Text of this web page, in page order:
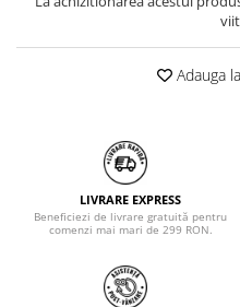
Adauga
LIVRARE EXPRESS
Beneficiezi de livrare gratuită pentru
comenzi mai mari de 299 RON.